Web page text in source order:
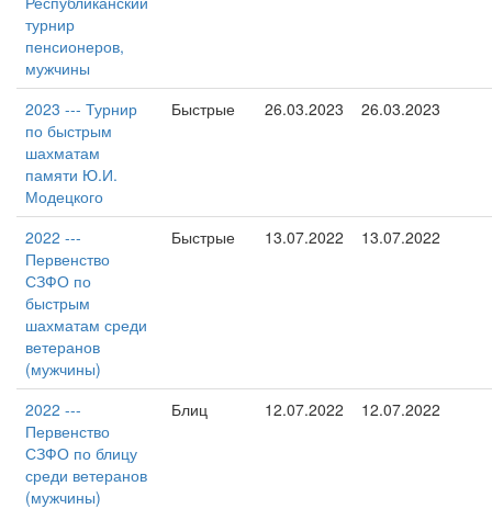
турнир
пенсионеров,
мужчины
2023 --- Турнир
по быстрым
шахматам
памяти Ю.И.
Модецкого
Быстрые 26.03.2023 26.03.2023
2022 ---
Первенство
СЗФО по
быстрым
шахматам среди
ветеранов
(мужчины)
Быстрые 13.07.2022 13.07.2022
2022 ---
Первенство
СЗФО по блицу
среди ветеранов
(мужчины)
Блиц 12.07.2022 12.07.2022